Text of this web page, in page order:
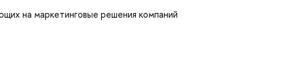
на маркетинговые решения компаний